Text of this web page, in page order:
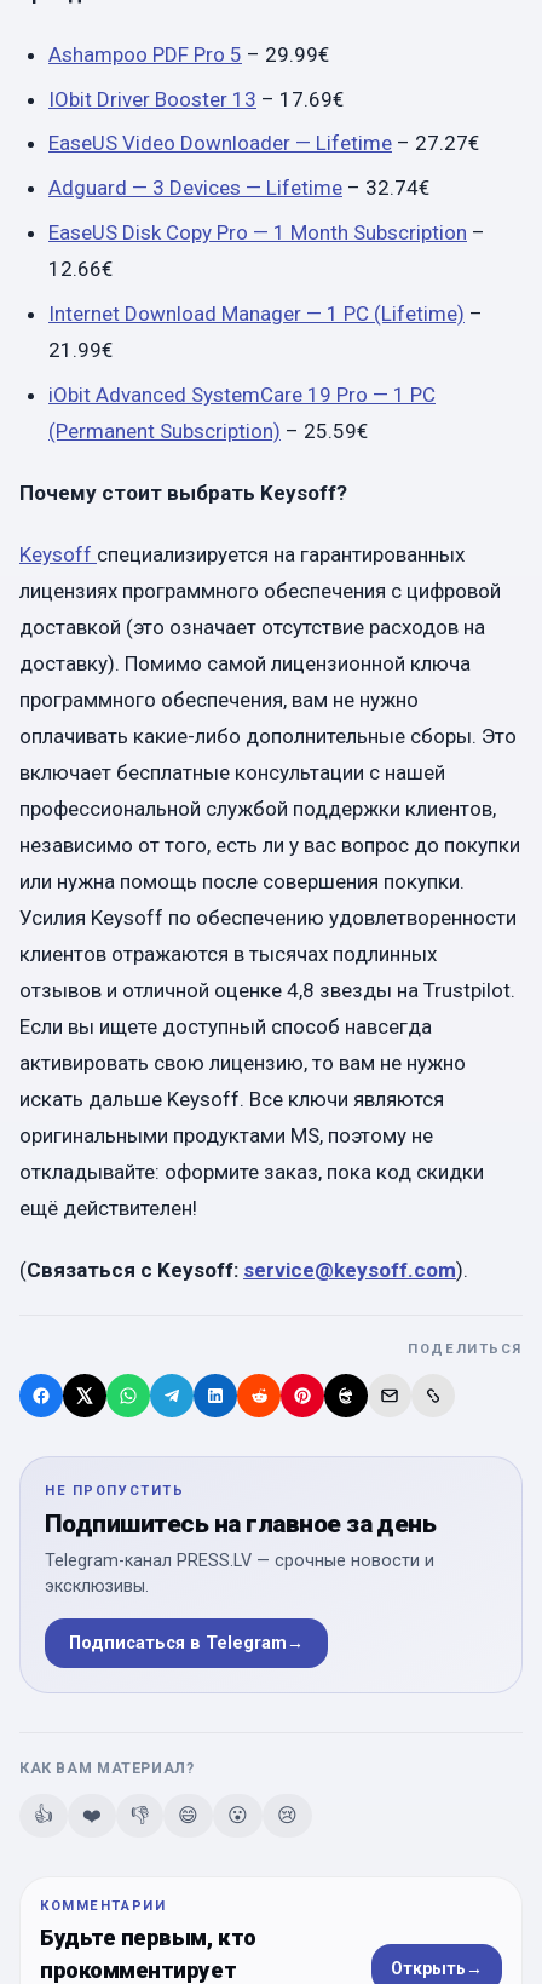
Ashampoo PDF Pro 5 – 29.99€
IObit Driver Booster 13 – 17.69€
EaseUS Video Downloader — Lifetime – 27.27€
Adguard — 3 Devices — Lifetime – 32.74€
EaseUS Disk Copy Pro — 1 Month Subscription –
12.66€
Internet Download Manager — 1 PC (Lifetime) –
21.99€
iObit Advanced SystemCare 19 Pro — 1 PC
(Permanent Subscription) – 25.59€
Почему стоит выбрать Keysoff?
Keysoff специализируется на гарантированных
лицензиях программного обеспечения с цифровой
доставкой (это означает отсутствие расходов на
доставку). Помимо самой лицензионной ключа
программного обеспечения, вам не нужно
оплачивать какие-либо дополнительные сборы. Это
включает бесплатные консультации с нашей
профессиональной службой поддержки клиентов,
независимо от того, есть ли у вас вопрос до покупки
или нужна помощь после совершения покупки.
Усилия Keysoff по обеспечению удовлетворенности
клиентов отражаются в тысячах подлинных
отзывов и отличной оценке 4,8 звезды на Trustpilot.
Если вы ищете доступный способ навсегда
активировать свою лицензию, то вам не нужно
искать дальше Keysoff. Все ключи являются
оригинальными продуктами MS, поэтому не
откладывайте: оформите заказ, пока код скидки
ещё действителен!
(Связаться с Keysoff: service@keysoff.com).
ПОДЕЛИТЬСЯ
НЕ ПРОПУСТИТЬ
Подпишитесь на главное за день
Telegram-канал PRESS.LV — срочные новости и
эксклюзивы.
Подписаться в Telegram→
КАК ВАМ МАТЕРИАЛ?
👍 ❤️ 👎 😄 😮 😢
КОММЕНТАРИИ
Будьте первым, кто
прокомментирует
Открыть→